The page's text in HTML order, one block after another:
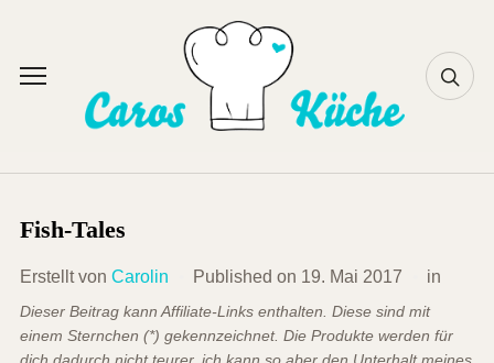
content
Toggle
Fish-Tales
Erstellt von Carolin Published on 19. Mai 2017 in
Dieser Beitrag kann Affiliate-Links enthalten. Diese sind mit
einem Sternchen (*) gekennzeichnet. Die Produkte werden für